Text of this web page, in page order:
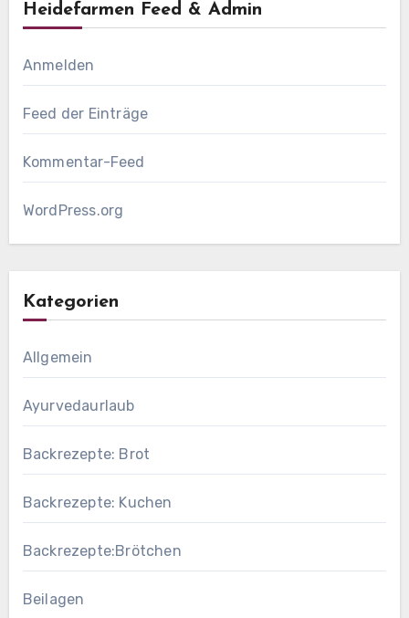
Heidefarmen Feed & Admin
Anmelden
Feed der Einträge
Kommentar-Feed
WordPress.org
Kategorien
Allgemein
Ayurvedaurlaub
Backrezepte: Brot
Backrezepte: Kuchen
Backrezepte:Brötchen
Beilagen